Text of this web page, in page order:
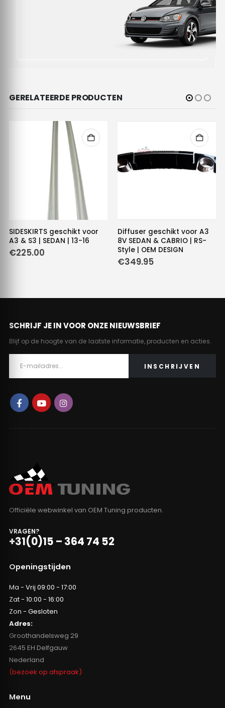
GERELATEERDE PRODUCTEN
SIDESKIRTS geschikt voor
A3 & S3 | SEDAN | 13-16
€225.00
Diffuser geschikt voor A3
8V SEDAN & CABRIO | RS-
Style | OEM DESIGN
€349.95
SCHRIJF JE IN VOOR ONZE NIEUWSBRIEF
Blijf op de hoogte van de laatste informatie, producten en acties.
Officiële webwinkel van OEM Tuning producten.
VRAGEN?
+31(0)15 – 364 74 52
Openingstijden
Ma - Vrij 09:00 - 17:00
Zat - 10:00 - 16:00
Zon - Gesloten
Adres:
Groothandelsweg 29
2645 EH Delfgauw
Nederland
(bezoek op afspraak)
Menu